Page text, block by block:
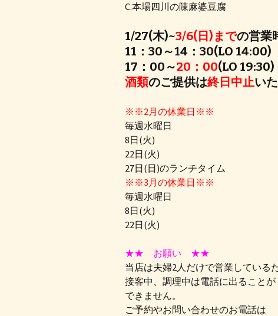
C.本場四川の陳麻婆豆腐
1/27(木)~3/6(日)までの営業
11：30～14：30(LO 14:00)
17：00～20：00(LO 19:30)
酒類のご提供は終日中止い
※※2月の休業日※※
毎週水曜日
8日(火)
22日(火)
27日(日)のランチタイム
※※3月の休業日※※
毎週水曜日
8日(火)
22日(火)
★★ お願い ★★
当店は夫婦2人だけで営業している
接客中、調理中は電話に出ることが
できません。
ご予約やお問い合わせのお電話は